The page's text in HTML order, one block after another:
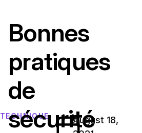
TECHNIQUE
Bonnes
pratiques
de
sécuritéAugust 18,